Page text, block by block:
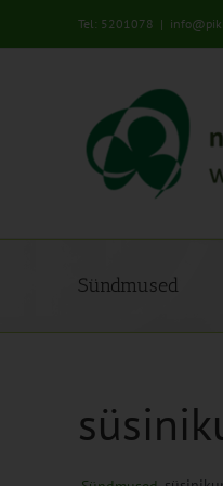
Tel: 5201078 |
Sündmused